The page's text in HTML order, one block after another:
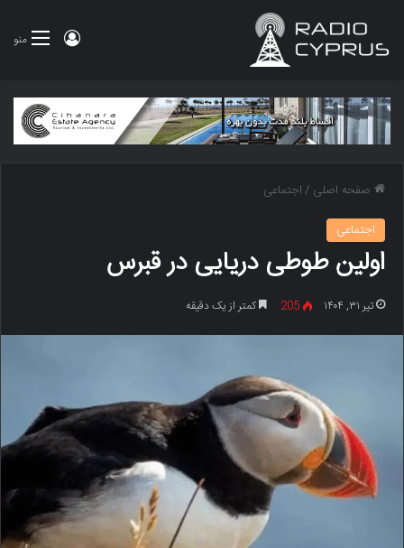
منو ورود
صفحه اصلی /اجتماعی
اجتماعی
اولین طوطی دریایی در قبرس
تیر ۳۱, ۱۴۰۴ 205 کمتر از یک دقیقه